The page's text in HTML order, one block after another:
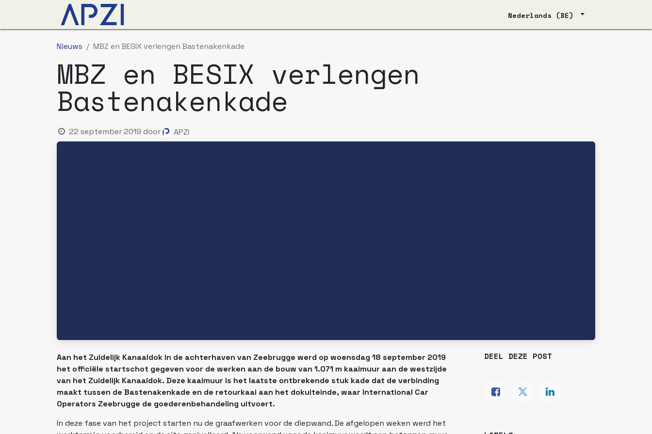
Nederlands (BE)
Nieuws MBZ en BESIX verlengen Bastenakenkade
MBZ en BESIX verlengen
Bastenakenkade
22 september 2019 door APZI
Aan het Zuidelijk Kanaaldok in de achterhaven van Zeebrugge werd op woensdag 18 september 2019
het officiële startschot gegeven voor de werken aan de bouw van 1.071 m kaaimuur aan de westzijde
van het Zuidelijk Kanaaldok. Deze kaaimuur is het laatste ontbrekende stuk kade dat de verbinding
maakt tussen de Bastenakenkade en de retourkaai aan het dokuiteinde, waar International Car
Operators Zeebrugge de goederenbehandeling uitvoert.
In deze fase van het project starten nu de graafwerken voor de diepwand. De afgelopen weken werd het
DEEL DEZE POST